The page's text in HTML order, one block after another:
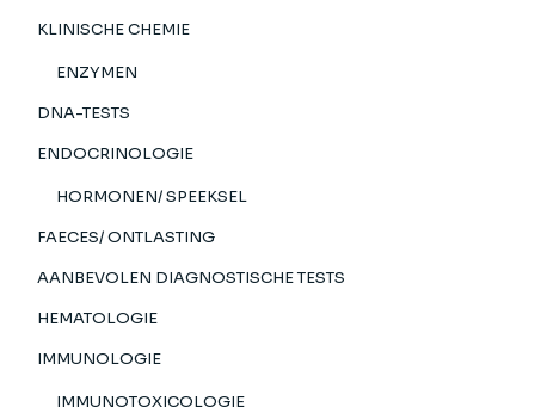
KLINISCHE CHEMIE
ENZYMEN
DNA-TESTS
ENDOCRINOLOGIE
HORMONEN/ SPEEKSEL
FAECES/ ONTLASTING
AANBEVOLEN DIAGNOSTISCHE TESTS
HEMATOLOGIE
IMMUNOLOGIE
IMMUNOTOXICOLOGIE